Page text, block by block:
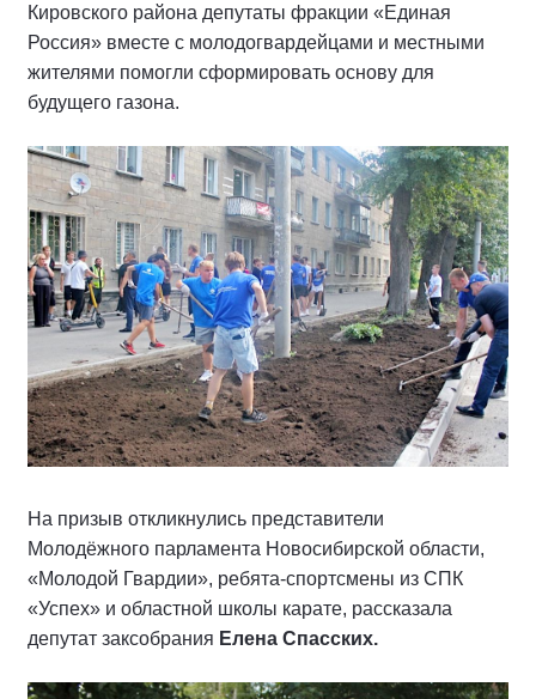
Кировского района депутаты фракции «Единая
Россия» вместе с молодогвардейцами и местными
жителями помогли сформировать основу для
будущего газона.
На призыв откликнулись представители
Молодёжного парламента Новосибирской области,
«Молодой Гвардии», ребята-спортсмены из СПК
«Успех» и областной школы карате, рассказала
депутат заксобрания Елена Спасских.